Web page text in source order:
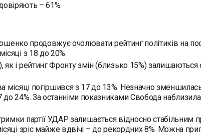
– 61%.
продовжує очолювати рейтинг політиків на
з 18 до 20%.
і рейтинг Фронту змін (близько 15%) залишаються
місяці погіршився з 17 до 13%. Незначно
24%. За останніми показниками Свобода
партії УДАР залишається відносно стабільним
зріс майже вдвічі – до рекордних 8%. Можна